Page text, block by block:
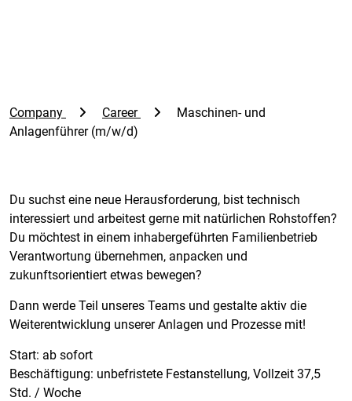
Company Career
Maschinen- und
Anlagenführer (m/w/d)
Du suchst eine neue Herausforderung, bist technisch
interessiert und arbeitest gerne mit natürlichen Rohstoffen?
Du möchtest in einem inhabergeführten Familienbetrieb
Verantwortung übernehmen, anpacken und
zukunftsorientiert etwas bewegen?
Dann werde Teil unseres Teams und gestalte aktiv die
Weiterentwicklung unserer Anlagen und Prozesse mit!
Start: ab sofort
Beschäftigung: unbefristete Festanstellung, Vollzeit 37,5
Std. / Woche